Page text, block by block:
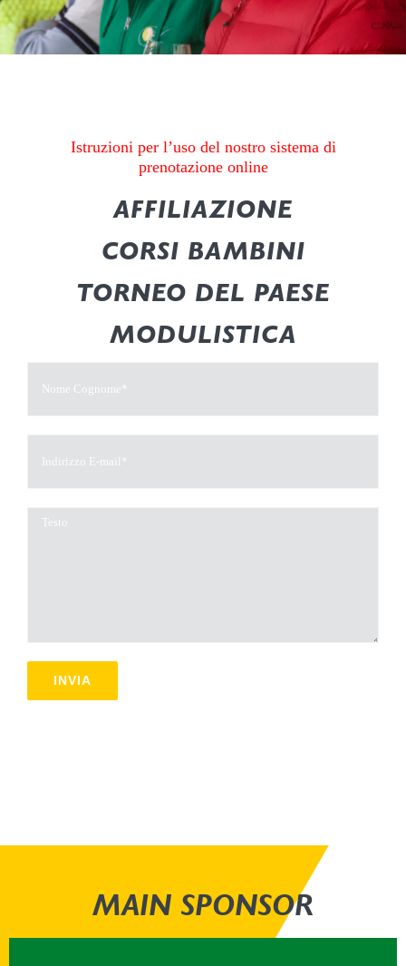
Istruzioni per l’uso del nostro sistema di
prenotazione online
AFFILIAZIONE
CORSI BAMBINI
TORNEO DEL PAESE
MODULISTICA
MAIN SPONSOR